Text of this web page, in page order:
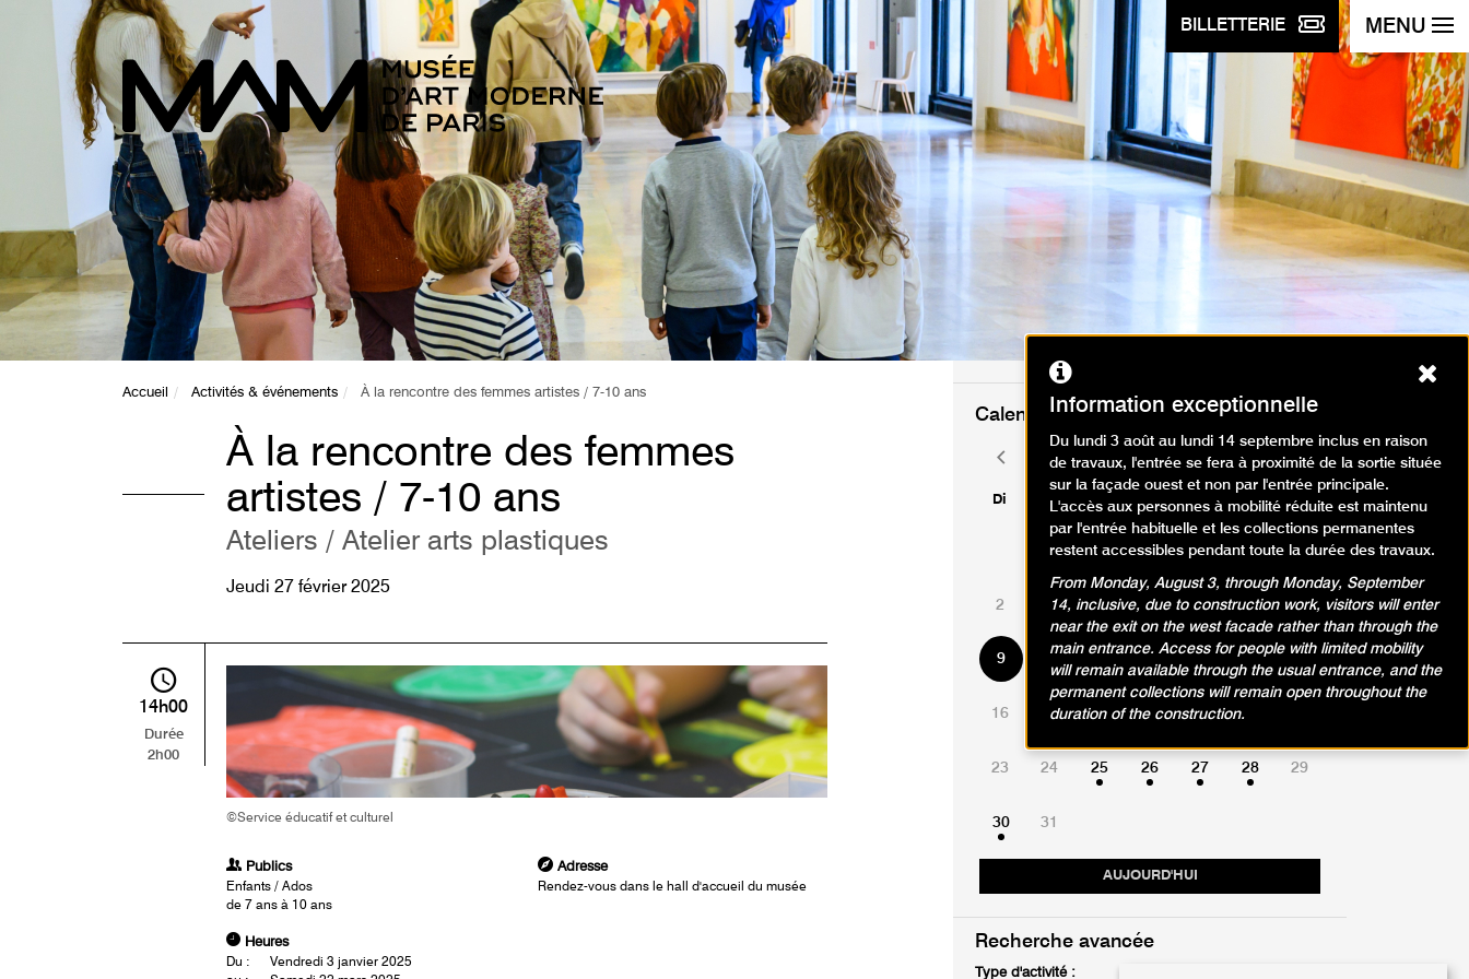
BILLETTERIE MENU
Accueil Activités & événements À la rencontre des femmes artistes / 7-10 ans
À la rencontre des femmes
artistes / 7-10 ans
Ateliers / Atelier arts plastiques
Jeudi 27 février 2025
©Service éducatif et culturel
14h00
Durée
2h00
Publics
Enfants / Ados
de 7 ans à 10 ans
Adresse
Rendez-vous dans le hall d'accueil du musée
Heures
Du :
Vendredi 3 janvier 2025
Calendrier des événements
août 2026
Di Lu Ma Ve Sa
AUJOURD'HUI
1
2 3 4 5 6 7 8
9 11 12 13 14
16 17 18 19 20 21
23 24 25 26 27 28 29
30 31
Mois
précédent
Mois
suivant
Recherche avancée
Type d'activité :
Information exceptionnelle
Du lundi 3 août au lundi 14 septembre inclus en raison
de travaux, l'entrée se fera à proximité de la sortie située
sur la façade ouest et non par l'entrée principale.
L'accès aux personnes à mobilité réduite est maintenu
par l'entrée habituelle et les collections permanentes
restent accessibles pendant toute la durée des travaux.
From Monday, August 3, through Monday, September
14, inclusive, due to construction work, visitors will enter
near the exit on the west facade rather than through the
main entrance. Access for people with limited mobility
will remain available through the usual entrance, and the
permanent collections will remain open throughout the
duration of the construction.